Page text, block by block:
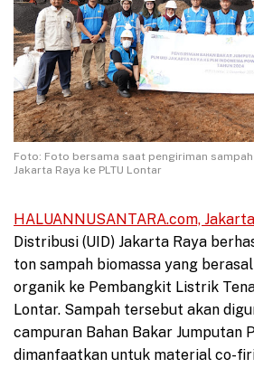
Foto: Foto bersama saat pengiriman sampah
Jakarta Raya ke PLTU Lontar
HALUANNUSANTARA.com, Jakarta
Distribusi (UID) Jakarta Raya
ton sampah biomassa yang
organik ke Pembangkit Listrik
Lontar. Sampah tersebut akan
campuran Bahan Bakar Jumputan
dimanfaatkan untuk material co-